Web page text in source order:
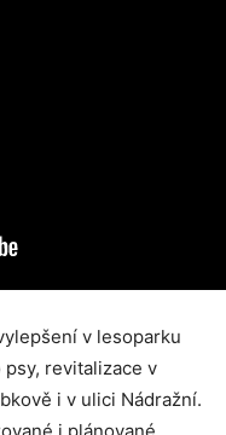
v lesoparku
revitalizace v
i v ulici Nádražní.